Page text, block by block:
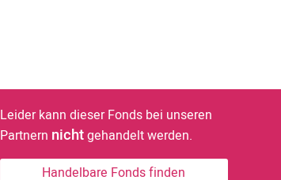
Leider kann dieser Fonds bei unseren
Partnern nichtgehandelt werden.
Handelbare Fonds finden